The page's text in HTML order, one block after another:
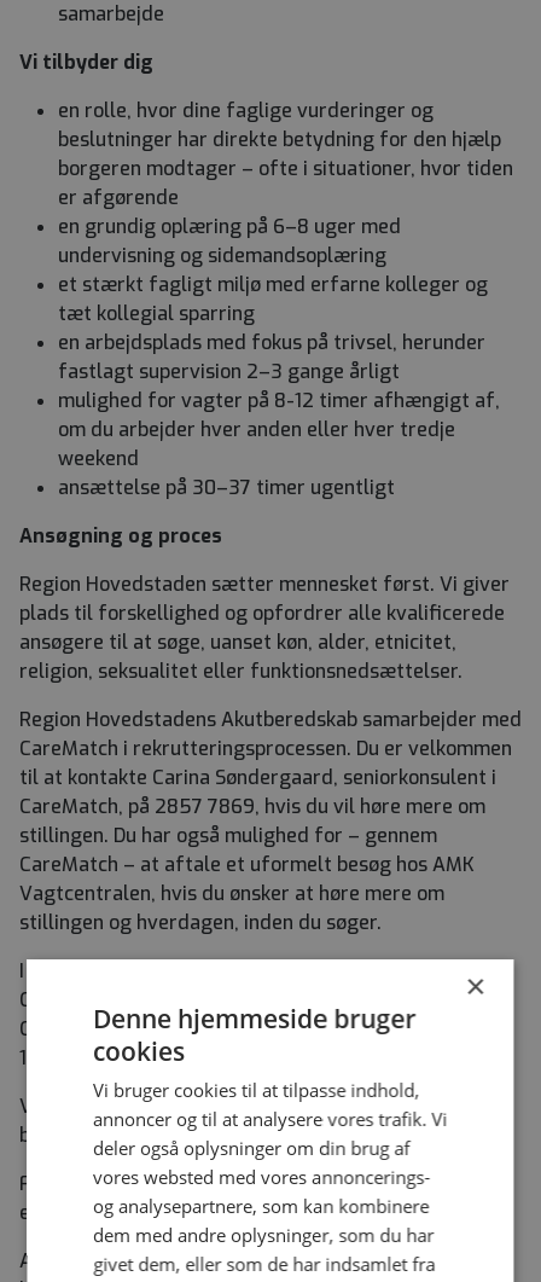
samarbejde
Vi tilbyder dig
en rolle, hvor dine faglige vurderinger og
beslutninger har direkte betydning for den hjælp
borgeren modtager – ofte i situationer, hvor tiden
er afgørende
en grundig oplæring på 6–8 uger med
undervisning og sidemandsoplæring
et stærkt fagligt miljø med erfarne kolleger og
tæt kollegial sparring
en arbejdsplads med fokus på trivsel, herunder
fastlagt supervision 2–3 gange årligt
mulighed for vagter på 8-12 timer afhængigt af,
om du arbejder hver anden eller hver tredje
weekend
ansættelse på 30–37 timer ugentligt
Ansøgning og proces
Region Hovedstaden sætter mennesket først. Vi giver
plads til forskellighed og opfordrer alle kvalificerede
ansøgere til at søge, uanset køn, alder, etnicitet,
religion, seksualitet eller funktionsnedsættelser.
Region Hovedstadens Akutberedskab samarbejder med
CareMatch i rekrutteringsprocessen. Du er velkommen
til at kontakte Carina Søndergaard, seniorkonsulent i
CareMatch, på 2857 7869, hvis du vil høre mere om
stillingen. Du har også mulighed for – gennem
CareMatch – at aftale et uformelt besøg hos AMK
Vagtcentralen, hvis du ønsker at høre mere om
stillingen og hverdagen, inden du søger.
I uge 29 vil det ikke være muligt at træffe hverken
CareMatch eller AMK. I uge 30 og 31 kan Christine
Colding Holmsgaard, sektionsleder kontaktes på 2342
1215.
Vi ansætter løbende, og samtaler afholdes efter
behov. Ansøgningsfristen er mandag den 17. august.
Forventet tiltrædelse er den 1. august, 1. september
eller 1. oktober eller efter nærmere aftale.
Ansættelse sker i henhold til overenskomst for ikke-
×
Denne hjemmeside bruger
cookies
Vi bruger cookies til at tilpasse indhold,
annoncer og til at analysere vores trafik. Vi
deler også oplysninger om din brug af
vores websted med vores annoncerings-
og analysepartnere, som kan kombinere
dem med andre oplysninger, som du har
givet dem, eller som de har indsamlet fra